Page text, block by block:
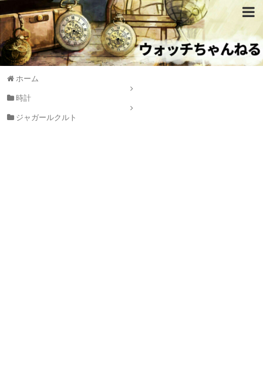
ホーム
時計
ジャガールクルト